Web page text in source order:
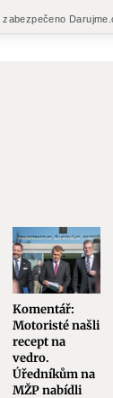
Komentář:
Motoristé našli
recept na
vedro.
Úředníkům na
MŽP nabídli